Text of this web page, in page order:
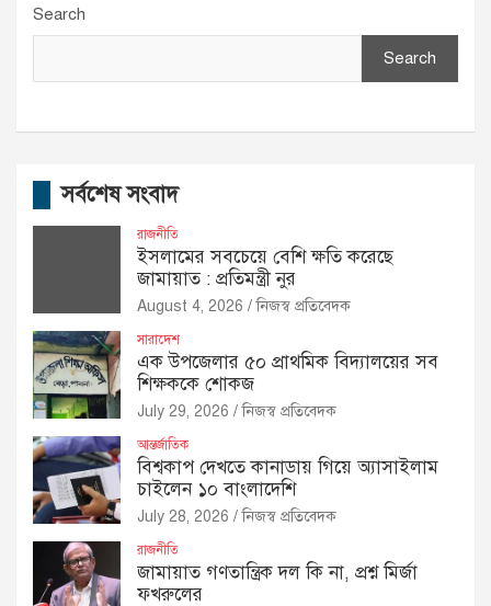
Search
Search
সর্বশেষ সংবাদ
রাজনীতি
ইসলামের সবচেয়ে বেশি ক্ষতি করেছে
জামায়াত : প্রতিমন্ত্রী নুর
August 4, 2026 নিজস্ব প্রতিবেদক
সারাদেশ
এক উপজেলার ৫০ প্রাথমিক বিদ্যালয়ের সব
শিক্ষককে শোকজ
July 29, 2026 নিজস্ব প্রতিবেদক
আন্তর্জাতিক
বিশ্বকাপ দেখতে কানাডায় গিয়ে অ্যাসাইলাম
চাইলেন ১০ বাংলাদেশি
July 28, 2026 নিজস্ব প্রতিবেদক
রাজনীতি
জামায়াত গণতান্ত্রিক দল কি না, প্রশ্ন মির্জা
ফখরুলের